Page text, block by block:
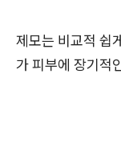
제모는 비교적 쉽
가 피부에 장기적